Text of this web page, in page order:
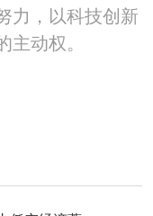
力，以科技创新
主动权。